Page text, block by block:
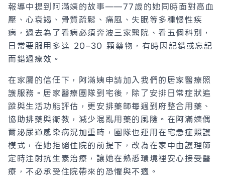
報導中提到阿滿姨的故事——77歲的她同時面對高血
壓、心衰竭、骨質疏鬆、痛風、失眠等多種慢性疾
病，過去為了看病必須奔波三家醫院、看五個科別，
日常要服用多達 20–30 顆藥物，有時因記錯或忘記
而錯過療效。
在家屬的信任下，阿滿姨申請加入我們的居家醫療照
護服務。居家醫療團隊到宅後，除了安排日常症狀追
蹤與生活功能評估，更安排藥師每週到府整合用藥、
協助排藥與衛教，減少混亂用藥的風險。在阿滿姨偶
爾泌尿道感染病況加重時，團隊也運用在宅急症照護
模式，在她拒絕住院的前提下，改為在家中由護理師
定時注射抗生素治療，讓她在熟悉環境裡安心接受醫
療，不必承受住院帶來的恐懼與不適。